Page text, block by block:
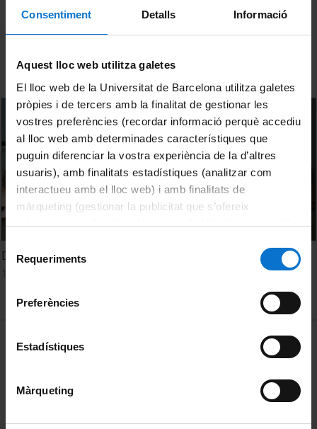
Consentiment Detalls Informació
Aquest lloc web utilitza galetes
El lloc web de la Universitat de Barcelona utilitza galetes
pròpies i de tercers amb la finalitat de gestionar les
vostres preferències (recordar informació perquè accediu
al lloc web amb determinades característiques que
puguin diferenciar la vostra experiència de la d’altres
usuaris), amb finalitats estadístiques (analitzar com
interactueu amb el lloc web) i amb finalitats de
màrqueting (gestionar la publicitat que s’ofereix
adequant-la en funció dels vostres hàbits de navegació).
consultar laPolítica de galetes del lloc web de la
Selecció
de Requeriments
Preferències
Estadístiques
Màrqueting
Sort
Debat: Sant Climent de Taüll
MENÚ PEU 1